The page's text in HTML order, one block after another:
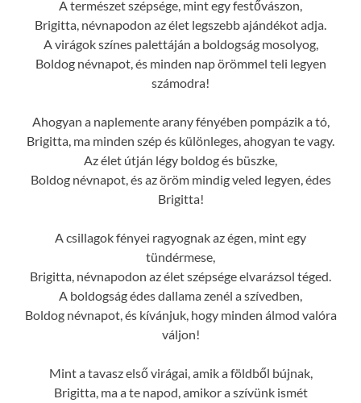
A természet szépsége, mint egy festővászon,
Brigitta, névnapodon az élet legszebb ajándékot adja.
A virágok színes palettáján a boldogság mosolyog,
Boldog névnapot, és minden nap örömmel teli legyen
számodra!
Ahogyan a naplemente arany fényében pompázik a tó,
Brigitta, ma minden szép és különleges, ahogyan te vagy.
Az élet útján légy boldog és büszke,
Boldog névnapot, és az öröm mindig veled legyen, édes
Brigitta!
A csillagok fényei ragyognak az égen, mint egy
tündérmese,
Brigitta, névnapodon az élet szépsége elvarázsol téged.
A boldogság édes dallama zenél a szívedben,
Boldog névnapot, és kívánjuk, hogy minden álmod valóra
váljon!
Mint a tavasz első virágai, amik a földből bújnak,
Brigitta, ma a te napod, amikor a szívünk ismét